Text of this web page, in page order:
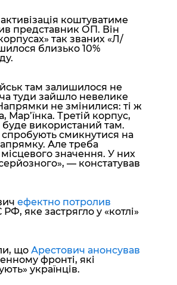
коштуватиме
представник ОП. Він
так званих «Л/
близько 10%
там залишилося не
туди зайшло невелике
не змінилися: ті ж
Мар’їнка. Третій корпус,
використаний там.
смикнутися на
Але треба
місцевого значення. У них
— констатував
ефектно потролив
яке застрягло у «котлі»
що Арестович анонсував
фронті, які
українців.